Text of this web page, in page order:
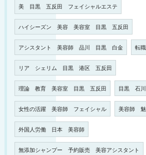
美 目黒 五反田 フェイシャルエステ
ハイシーズン 美容 美容室 目黒 五反田
アシスタント 美容師 品川 目黒 白金 転
リア シェリム 目黒 港区 五反田
理論 教育 美容室 目黒 五反田 目黒 石
女性の活躍 美容師 フェイシャル 美容師
外国人労働 日本 美容師
無添加シャンプー 予約販売 美容アシスタント